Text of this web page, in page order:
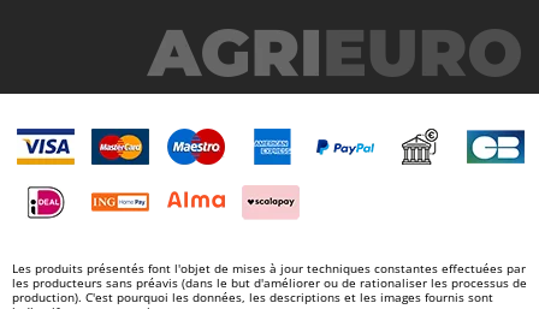
Les produits présentés font l'objet de mises à jour techniques constantes effectuées par
les producteurs sans préavis (dans le but d'améliorer ou de rationaliser les processus de
production). C'est pourquoi les données, les descriptions et les images fournis sont